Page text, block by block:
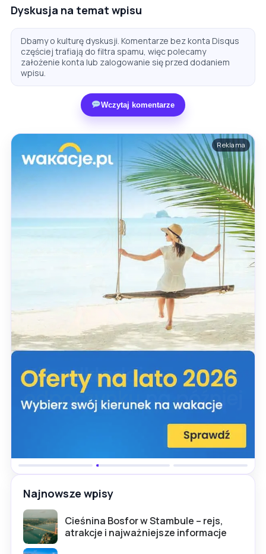
Dyskusja na temat wpisu
Dbamy o kulturę dyskusji. Komentarze bez konta Disqus
częściej trafiają do filtra spamu, więc polecamy
założenie konta lub zalogowanie się przed dodaniem
wpisu.
Wczytaj komentarze
Reklama
Najnowsze wpisy
Cieśnina Bosfor w Stambule – rejs,
atrakcje i najważniejsze informacje